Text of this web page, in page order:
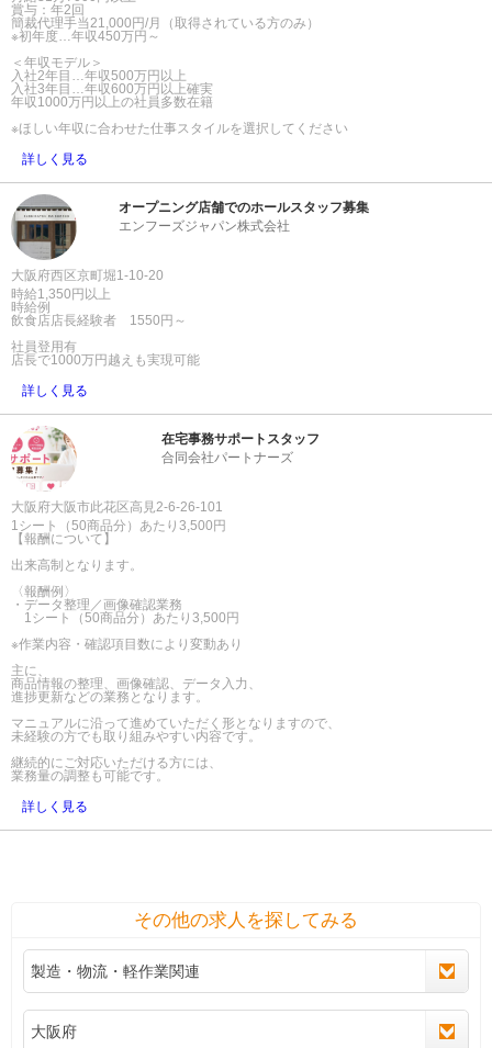
賞与：年2回
簡裁代理手当21,000円/月（取得されている方のみ）
※初年度…年収450万円～
＜年収モデル＞
入社2年目…年収500万円以上
入社3年目…年収600万円以上確実
年収1000万円以上の社員多数在籍
※ほしい年収に合わせた仕事スタイルを選択してください
詳しく見る
オープニング店舗でのホールスタッフ募集
エンフーズジャパン株式会社
大阪府西区京町堀1-10-20
時給1,350円以上
時給例
飲食店店長経験者 1550円～
社員登用有
店長で1000万円越えも実現可能
詳しく見る
在宅事務サポートスタッフ
合同会社パートナーズ
大阪府大阪市此花区高見2-6-26-101
1シート（50商品分）あたり3,500円
【報酬について】
出来高制となります。
〈報酬例〉
・データ整理／画像確認業務
1シート（50商品分）あたり3,500円
※作業内容・確認項目数により変動あり
主に、
商品情報の整理、画像確認、データ入力、
進捗更新などの業務となります。
マニュアルに沿って進めていただく形となりますので、
未経験の方でも取り組みやすい内容です。
継続的にご対応いただける方には、
業務量の調整も可能です。
詳しく見る
その他の求人を探してみる